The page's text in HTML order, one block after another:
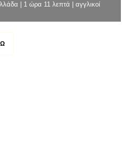
| 1 ώρα 11 λεπτά | αγγλικοί